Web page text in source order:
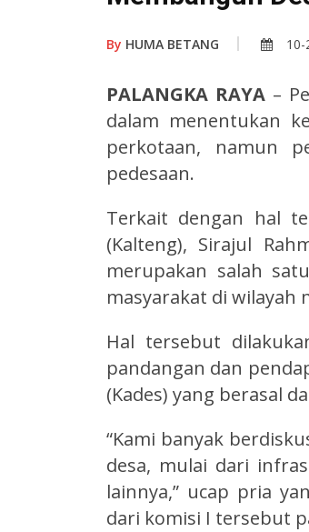
By HUMA BETANG 10-
PALANGKA RAYA –
dalam menentukan
perkotaan, namun
pedesaan.
Terkait dengan hal
(Kalteng), Sirajul
merupakan salah
masyarakat di wilayah
Hal tersebut
pandangan dan
(Kades) yang berasal
“Kami banyak
desa, mulai dari
lainnya,” ucap pria
dari komisi I tersebut